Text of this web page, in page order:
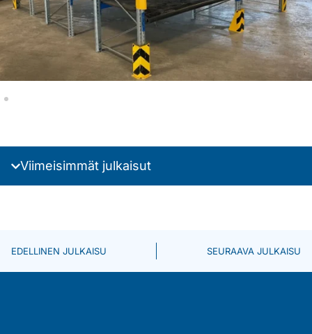
Viimeisimmät julkaisut
EDELLINEN JULKAISU SEURAAVA JULKAISU